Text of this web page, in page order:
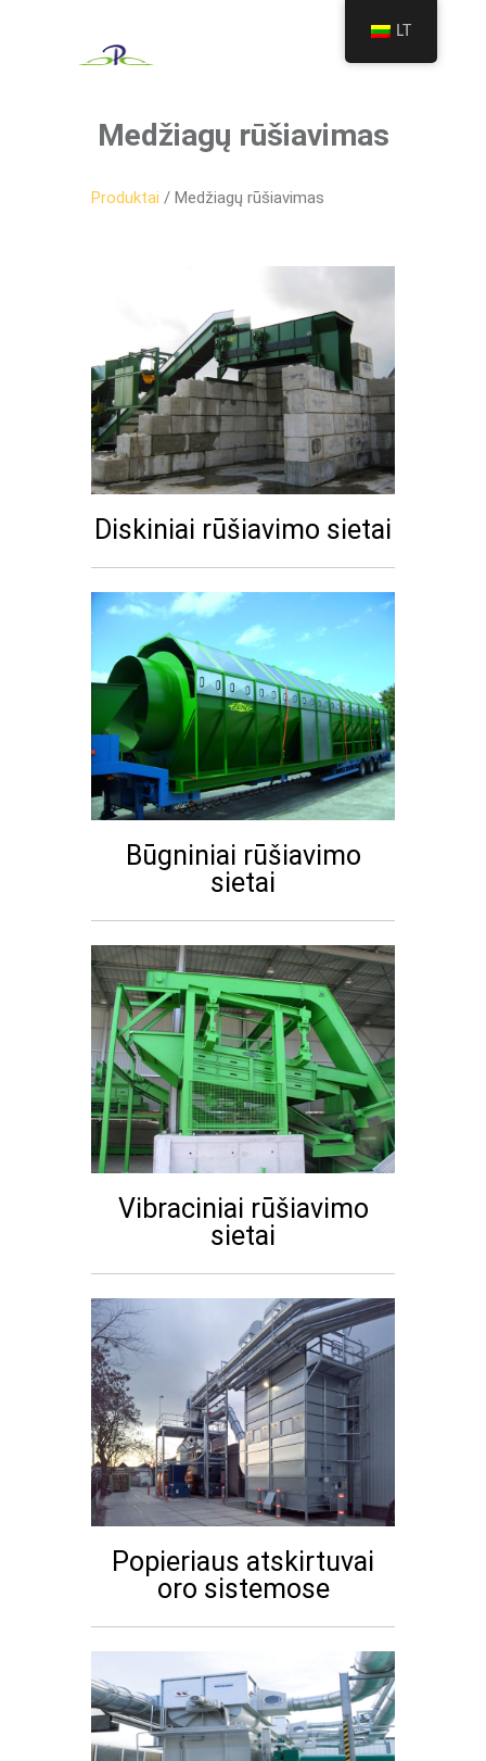
Medžiagų rūšiavimas
Produktai / Medžiagų rūšiavimas
Diskiniai rūšiavimo sietai
Būgniniai rūšiavimo
sietai
Vibraciniai rūšiavimo
sietai
Popieriaus atskirtuvai
oro sistemose
LT